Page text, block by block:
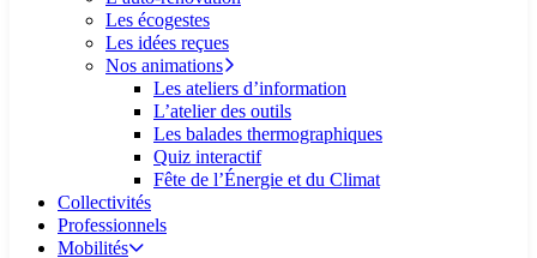
Les écogestes
Les idées reçues
Nos animations
Les ateliers d’information
L’atelier des outils
Les balades thermographiques
Quiz interactif
Fête de l’Énergie et du Climat
Collectivités
Professionnels
Mobilités